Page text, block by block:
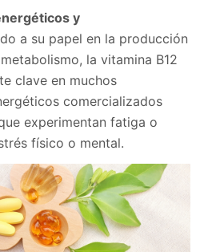
y
a su papel en la producción
la vitamina B12
clave en muchos
comercializados
experimentan fatiga o
físico o mental.